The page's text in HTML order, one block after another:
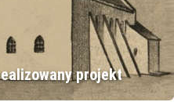
projekt